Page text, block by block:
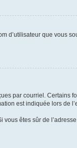
d’utilisateur que vous
par courriel. Certains
est indiquée lors de
êtes sûr de